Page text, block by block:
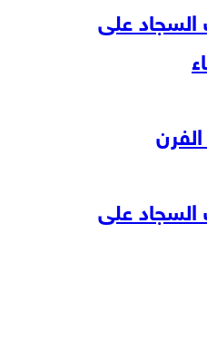
على
على